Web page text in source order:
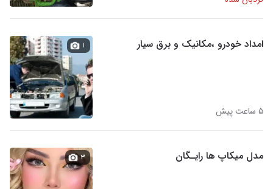
امداد خودرو ،مکانیک و برق سیار
۵ ساعت پیش
۱
مدل میکاپ ها رایـگان ۳